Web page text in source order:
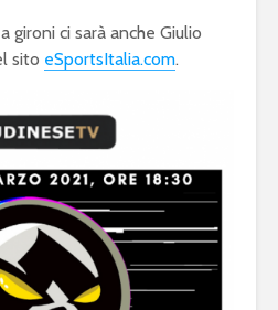
gironi ci sarà anche Giulio
sito eSportsItalia.com.